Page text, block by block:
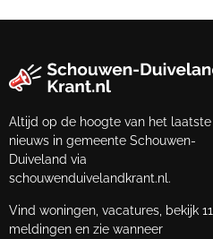
Altijd op de hoogte van het laatste
nieuws in gemeente Schouwen-
Duiveland via
schouwenduivelandkrant.nl.
Vind woningen, vacatures, bekijk
meldingen en zie wanneer